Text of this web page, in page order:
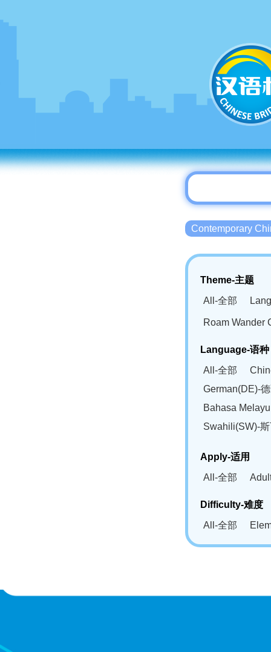
Contemporary
Theme-主题
All-全部
Roam Wander
Language-语种
All-全部
German(DE)-
Bahasa
Swahili(SW)-
Apply-适用
All-全部
Difficulty-难度
All-全部